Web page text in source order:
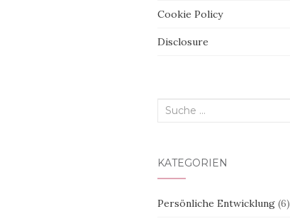
Cookie Policy
Disclosure
Suche
KATEGORIEN
Persönliche Entwicklung(6)